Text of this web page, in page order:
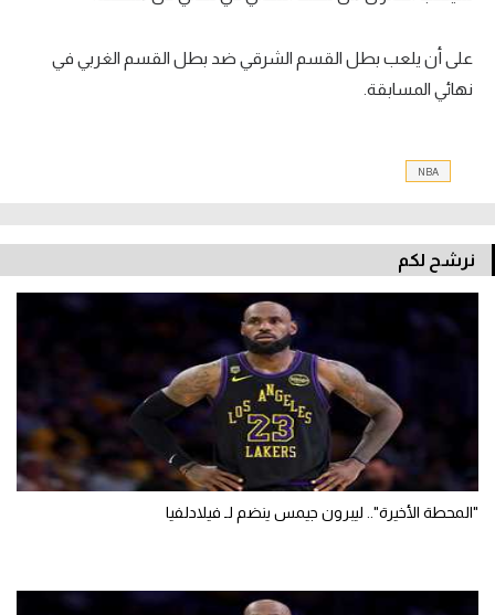
على أن يلعب بطل القسم الشرقي ضد بطل القسم الغربي في
نهائي المسابقة.
NBA
نرشح لكم
"المحطة الأخيرة".. ليبرون جيمس ينضم لـ فيلادلفيا